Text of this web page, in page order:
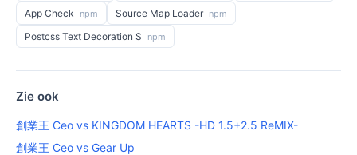
App Check npm Source Map Loader npm
Postcss Text Decoration S npm
Zie ook
創業王 Ceo vs KINGDOM HEARTS -HD 1.5+2.5 ReMIX-
創業王 Ceo vs Gear Up